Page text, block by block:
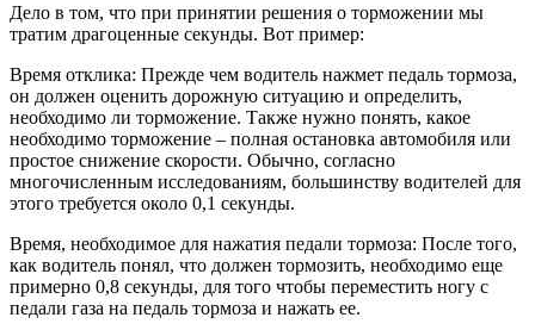
Дело в том, что при принятии решения о торможении мы
тратим драгоценные секунды. Вот пример:
Время отклика: Прежде чем водитель нажмет педаль тормоза,
он должен оценить дорожную ситуацию и определить,
необходимо ли торможение. Также нужно понять, какое
необходимо торможение – полная остановка автомобиля или
простое снижение скорости. Обычно, согласно
многочисленным исследованиям, большинству водителей для
этого требуется около 0,1 секунды.
Время, необходимое для нажатия педали тормоза: После того,
как водитель понял, что должен тормозить, необходимо еще
примерно 0,8 секунды, для того чтобы переместить ногу с
педали газа на педаль тормоза и нажать ее.